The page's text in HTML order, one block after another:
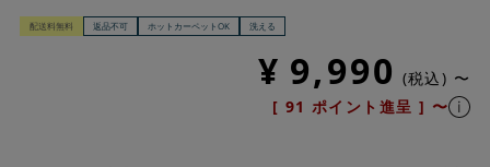
配送料無料 返品不可 ホットカーペットOK 洗える
¥ 9,990 税込
〜
[ 91 ポイント進呈 ] 〜